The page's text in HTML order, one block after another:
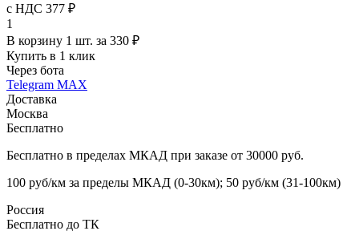
с НДС 377 ₽
1
В корзину 1 шт. за 330 ₽
Купить в 1 клик
Через бота
Telegram MAX
Доставка
Москва
Бесплатно
Бесплатно в пределах МКАД при заказе от 30000 руб.
100 руб/км за пределы МКАД (0-30км); 50 руб/км (31-100км)
Россия
Бесплатно до ТК